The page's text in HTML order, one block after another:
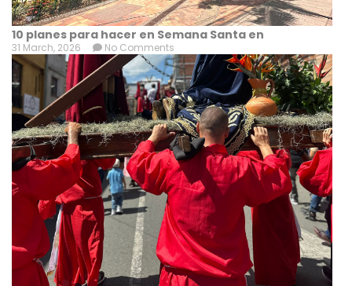
10 planes para hacer en Semana Santa en
31 March, 2026 No Comments